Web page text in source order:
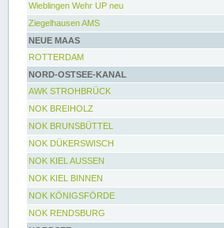
Wieblingen Wehr UP neu
Ziegelhausen AMS
NEUE MAAS
ROTTERDAM
NORD-OSTSEE-KANAL
AWK STROHBRÜCK
NOK BREIHOLZ
NOK BRUNSBÜTTEL
NOK DÜKERSWISCH
NOK KIEL AUSSEN
NOK KIEL BINNEN
NOK KÖNIGSFÖRDE
NOK RENDSBURG